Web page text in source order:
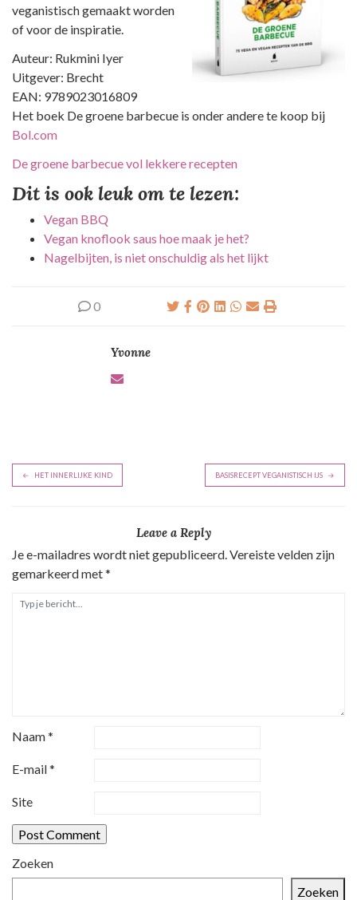
veganistisch gemaakt worden
of voor de inspiratie.
Auteur: Rukmini Iyer
Uitgever: Brecht
EAN: 9789023016809
Het boek De groene barbecue is onder andere te koop bij
Bol.com
De groene barbecue vol lekkere recepten
Dit is ook leuk om te lezen:
Vegan BBQ
Vegan knoflook saus hoe maak je het?
Nagelbijten, is niet onschuldig als het lijkt
0
Yvonne
B
c
h
a
t
e
HET INNERLIJKE KIND BASISRECEPT VEGANISTISCH IJS
Leave a Reply
Je e-mailadres wordt niet gepubliceerd. Vereiste velden zijn
gemarkeerd met*
Naam*
E-mail*
Site
Zoeken
Zoeken